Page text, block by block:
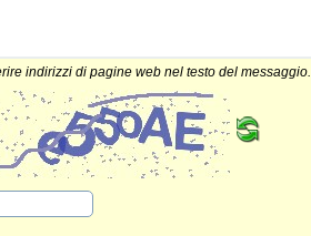
indirizzi di pagine web nel testo del messaggio.